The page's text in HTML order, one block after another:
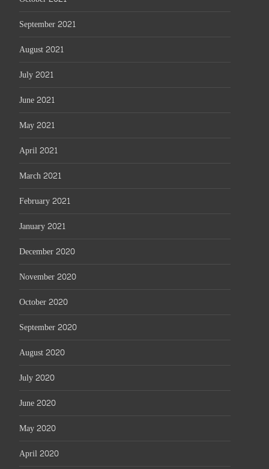
September 2021
August 2021
July 2021
June 2021
May 2021
April 2021
March 2021
February 2021
January 2021
December 2020
November 2020
October 2020
September 2020
August 2020
July 2020
June 2020
May 2020
April 2020